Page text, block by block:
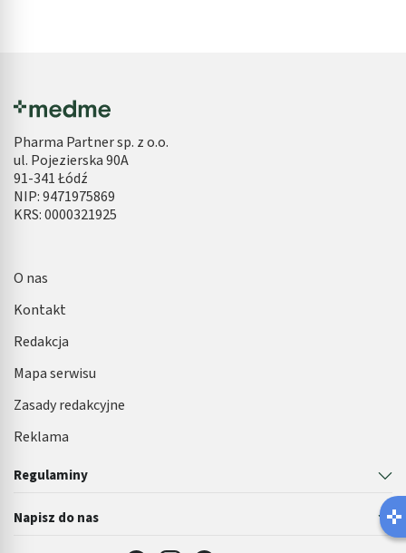
Pharma Partner sp. z o.o.
ul. Pojezierska 90A
91-341 Łódź
NIP: 9471975869
KRS: 0000321925
Regulaminy
Napisz do nas
O nas
Kontakt
Redakcja
Mapa serwisu
Zasady redakcyjne
Reklama